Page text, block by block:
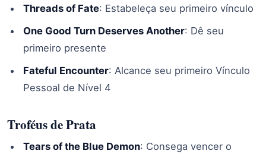
Threads of Fate: Estabeleça seu primeiro vínculo
One Good Turn Deserves Another: Dê seu
primeiro presente
Fateful Encounter: Alcance seu primeiro Vínculo
Pessoal de Nível 4
Troféus de Prata
Tears of the Blue Demon: Consega vencer o